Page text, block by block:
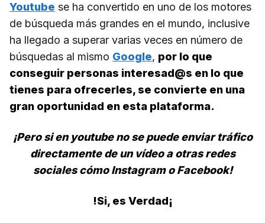
Youtube se ha convertido en uno de los motores
de búsqueda más grandes en el mundo, inclusive
ha llegado a superar varias veces en número de
búsquedas al mismo Google, por lo que
conseguir personas interesad@s en lo que
tienes para ofrecerles, se convierte en una
gran oportunidad en esta plataforma.
¡Pero si en youtube no se puede enviar tráfico
directamente de un vídeo a otras redes
sociales cómo Instagram o Facebook!
!Si, es Verdad¡